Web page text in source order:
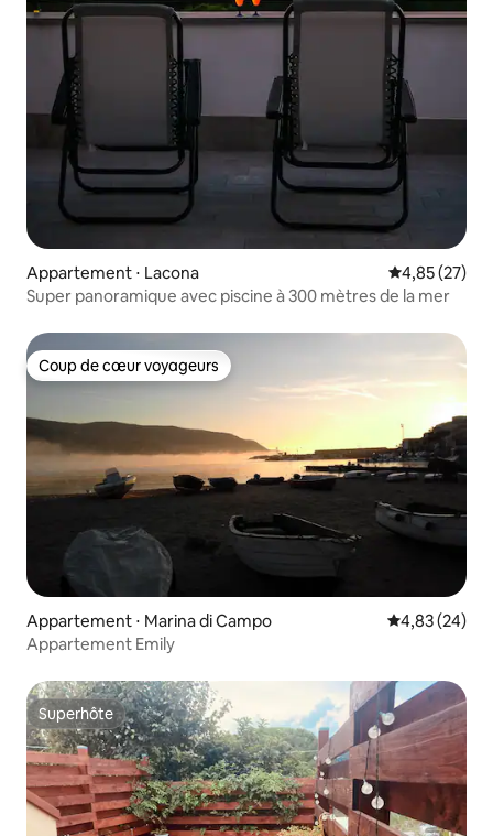
Appartement ⋅ Lacona Évaluation
4,85 (27)
Super panoramique avec piscine à 300 mètres de la mer
Coup de cœur voyageurs
Coup de cœur voyageurs
Appartement ⋅ Marina di Campo Évaluation
4,83 (24)
Appartement Emily
Superhôte
Superhôte